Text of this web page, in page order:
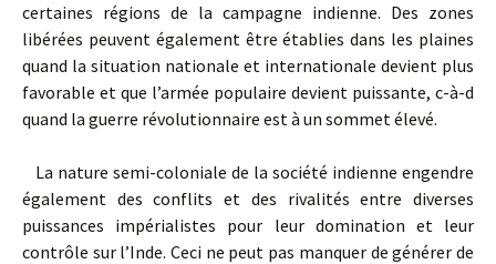
certaines régions de la campagne indienne. Des zones
libérées peuvent également être établies dans les plaines
quand la situation nationale et internationale devient plus
favorable et que l’armée populaire devient puissante, c-à-d
quand la guerre révolutionnaire est à un sommet élevé.
La nature semi-coloniale de la société indienne engendre
également des conflits et des rivalités entre diverses
puissances impérialistes pour leur domination et leur
contrôle sur l’Inde. Ceci ne peut pas manquer de générer de